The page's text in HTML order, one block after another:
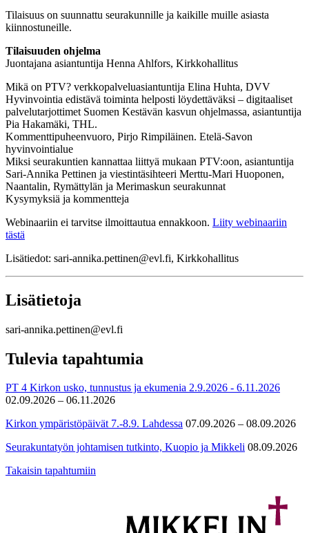
Tilaisuus on suunnattu seurakunnille ja kaikille muille asiasta
kiinnostuneille.
Tilaisuuden ohjelma
Juontajana asiantuntija Henna Ahlfors, Kirkkohallitus
Mikä on PTV? verkkopalveluasiantuntija Elina Huhta, DVV
Hyvinvointia edistävä toiminta helposti löydettäväksi – digitaaliset
palvelutarjottimet Suomen Kestävän kasvun ohjelmassa, asiantuntija
Pia Hakamäki, THL.
Kommenttipuheenvuoro, Pirjo Rimpiläinen. Etelä-Savon
hyvinvointialue
Miksi seurakuntien kannattaa liittyä mukaan PTV:oon, asiantuntija
Sari-Annika Pettinen ja viestintäsihteeri Merttu-Mari Huoponen,
Naantalin, Rymättylän ja Merimaskun seurakunnat
Kysymyksiä ja kommentteja
Webinaariin ei tarvitse ilmoittautua ennakkoon. Liity webinaariin
tästä
Lisätiedot: sari-annika.pettinen@evl.fi, Kirkkohallitus
Lisätietoja
sari-annika.pettinen@evl.fi
Tulevia tapahtumia
PT 4 Kirkon usko, tunnustus ja ekumenia 2.9.2026 - 6.11.2026
02.09.2026 – 06.11.2026
Kirkon ympäristöpäivät 7.-8.9. Lahdessa 07.09.2026 – 08.09.2026
Seurakuntatyön johtamisen tutkinto, Kuopio ja Mikkeli 08.09.2026
Takaisin tapahtumiin